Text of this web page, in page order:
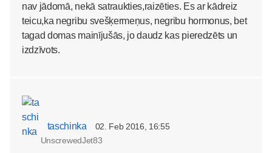
nav jādomā, nekā satraukties,raizēties. Es ar kādreiz
teicu,ka negribu svešķermeņus, negribu hormonus, bet
tagad domas mainījušās, jo daudz kas pieredzēts un
izdzīvots.
taschinka
02. Feb 2016, 16:55
UnscrewedJet83